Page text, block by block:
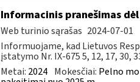
Informacinis pranešimas
Web turinio sąrašas 2024-07-01
Informuojame, kad Lietuvos
įstatymo Nr. IX-675 5, 12, 17, 30,
Metai: 2024 Mokesčiai: Pelno